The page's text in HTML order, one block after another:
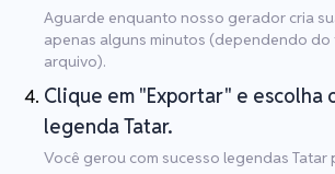
Aguarde enquanto nosso gerador cria
apenas alguns minutos (dependendo do
arquivo).
Clique em "Exportar" e escolha
legenda Tatar.
Você gerou com sucesso legendas Tatar